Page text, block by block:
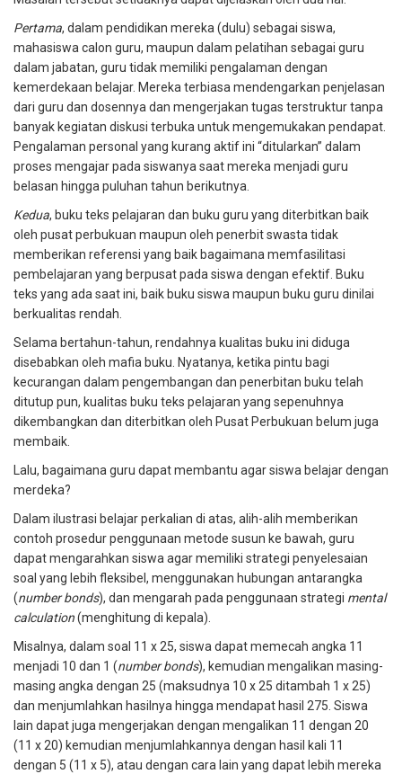
Pertama, dalam pendidikan mereka (dulu) sebagai siswa,
mahasiswa calon guru, maupun dalam pelatihan sebagai guru
dalam jabatan, guru tidak memiliki pengalaman dengan
kemerdekaan belajar. Mereka terbiasa mendengarkan penjelasan
dari guru dan dosennya dan mengerjakan tugas terstruktur tanpa
banyak kegiatan diskusi terbuka untuk mengemukakan pendapat.
Pengalaman personal yang kurang aktif ini “ditularkan” dalam
proses mengajar pada siswanya saat mereka menjadi guru
belasan hingga puluhan tahun berikutnya.
Kedua, buku teks pelajaran dan buku guru yang diterbitkan baik
oleh pusat perbukuan maupun oleh penerbit swasta tidak
memberikan referensi yang baik bagaimana memfasilitasi
pembelajaran yang berpusat pada siswa dengan efektif. Buku
teks yang ada saat ini, baik buku siswa maupun buku guru dinilai
berkualitas rendah.
Selama bertahun-tahun, rendahnya kualitas buku ini diduga
disebabkan oleh mafia buku . Nyatanya, ketika pintu bagi
kecurangan dalam pengembangan dan penerbitan buku telah
ditutup pun, kualitas buku teks pelajaran yang sepenuhnya
dikembangkan dan diterbitkan oleh Pusat Perbukuan belum juga
membaik
Lalu, bagaimana guru dapat membantu agar siswa belajar dengan
merdeka?
Dalam ilustrasi belajar perkalian di atas, alih-alih memberikan
contoh prosedur penggunaan metode susun ke bawah, guru
dapat mengarahkan siswa agar memiliki strategi penyelesaian
soal yang lebih fleksibel, menggunakan hubungan antarangka
(number bonds), dan mengarah pada penggunaan strategi mental
calculation(menghitung di kepala).
Misalnya, dalam soal 11 x 25, siswa dapat memecah angka 11
menjadi 10 dan 1 (number bonds), kemudian mengalikan masing-
masing angka dengan 25 (maksudnya 10 x 25 ditambah 1 x 25)
dan menjumlahkan hasilnya hingga mendapat hasil 275. Siswa
lain dapat juga mengerjakan dengan mengalikan 11 dengan 20
(11 x 20) kemudian menjumlahkannya dengan hasil kali 11
dengan 5 (11 x 5), atau dengan cara lain yang dapat lebih mereka